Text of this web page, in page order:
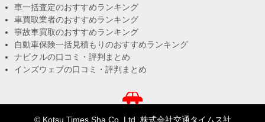
車一括査定のおすすめランキング
車買取業者のおすすめランキング
事故車買取のおすすめランキング
自動車保険一括見積もりのおすすめランキング
ナビクルの口コミ・評判まとめ
インズウェブの口コミ・評判まとめ
© Kotsu Times Sha Co.,Ltd. 株式会社交通タイムス社